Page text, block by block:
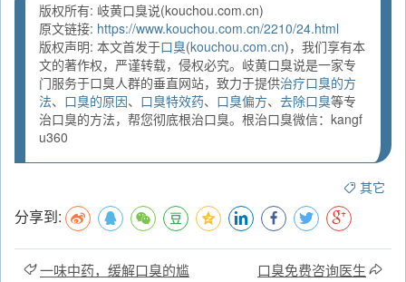
版权所有: 岐黄口臭说(kouchou.com.cn)
原文链接: https://www.kouchou.com.cn/2210/24.html
版权声明: 本文首发于口臭(kouchou.com.cn)，我们享有本
文的著作权，严谨转载，侵权必究。岐黄口臭说是一家专
门服务于口臭人群的垂直网站，致力于提供治疗口臭的方
法、 口臭的原因、 口臭特效药、 口臭偏方、 去除口臭等专
治口臭的方法，帮您彻底根治口臭。根治口臭微信：kangf
u360
其它
分享到:
一味中药，缓解口臭的尴
口臭免费咨询医生